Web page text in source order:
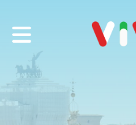
VIVO tour